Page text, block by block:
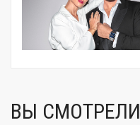
ВЫ СМОТРЕЛИ